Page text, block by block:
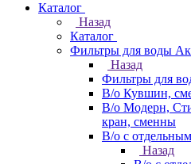
Каталог
Назад
Каталог
Фильтры для воды
Назад
Фильтры для
В/о Кувшин,
В/о Модерн,
кран, сменны
В/о с
Назад